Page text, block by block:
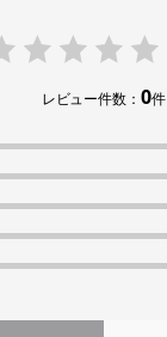
レビュー件数：0件